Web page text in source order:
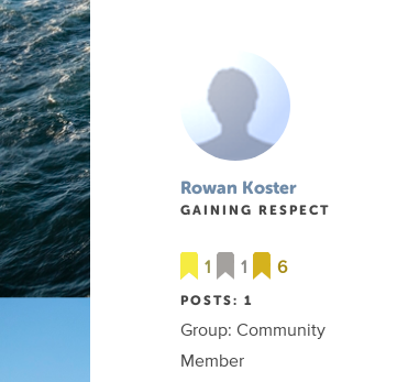
Rowan Koster
GAINING RESPECT
1 1 6
POSTS: 1
Group: Community
Member